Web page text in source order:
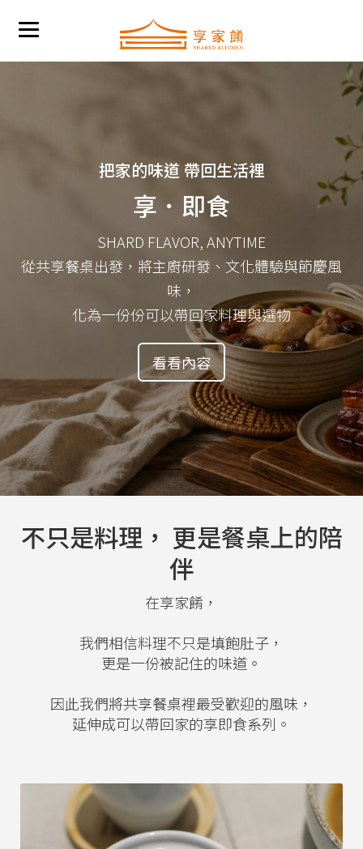
把家的味道 帶回生活裡
享．即食
SHARD FLAVOR, ANYTIME
從共享餐桌出發，將主廚研發、文化體驗與節慶風
味，
化為一份份可以帶回家料理與選物
看看內容
不只是料理， 更是餐桌上的陪
伴
在享家餚，
我們相信料理不只是填飽肚子，
更是一份被記住的味道。
因此我們將共享餐桌裡最受歡迎的風味，
延伸成可以帶回家的享即食系列。